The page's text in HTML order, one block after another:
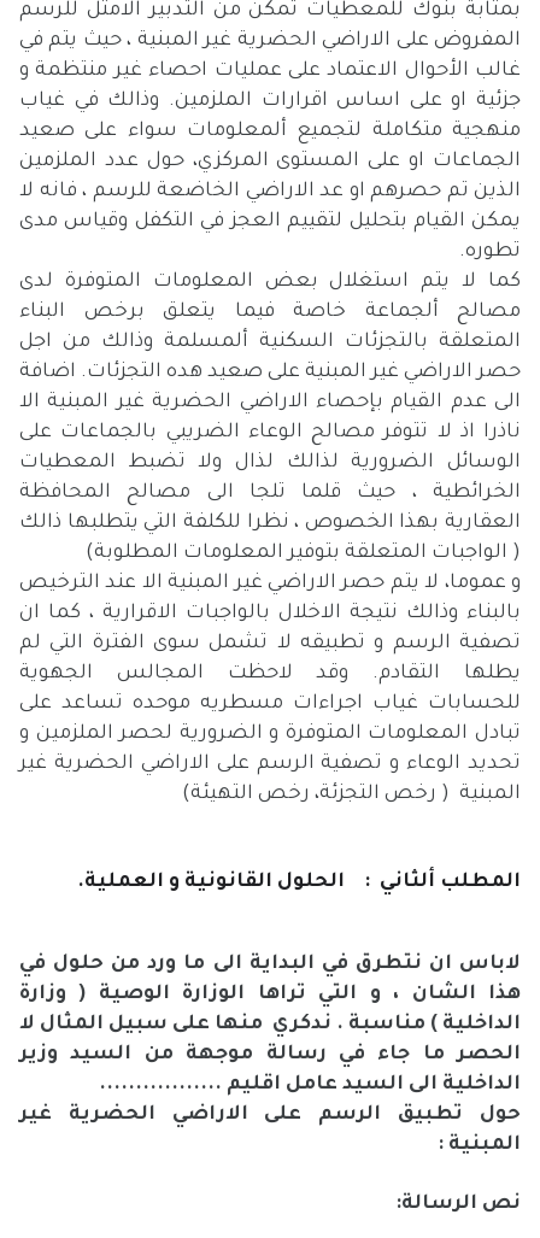
بمثابة بنوك للمعطيات تمكن من التدبير الامثل للرسم
المفروض على الاراضي الحضرية غير المبنية ، حيث يتم في
غالب الأحوال الاعتماد على عمليات احصاء غير منتظمة و
جزئية او على اساس اقرارات الملزمين. وذالك في غياب
منهجية متكاملة لتجميع ألمعلومات سواء على صعيد
الجماعات او على المستوى المركزي، حول عدد الملزمين
الذين تم حصرهم او عد الاراضي الخاضعة للرسم ، فانه لا
يمكن القيام بتحليل لتقييم العجز في التكفل وقياس مدى
تطوره.
كما لا يتم استغلال بعض المعلومات المتوفرة لدى
مصالح ألجماعة خاصة فيما يتعلق برخص البناء
المتعلقة بالتجزئات السكنية ألمسلمة وذالك من اجل
حصر الاراضي غير المبنية على صعيد هده التجزئات. اضافة
الى عدم القيام بإحصاء الاراضي الحضرية غير المبنية الا
ناذرا اذ لا تتوفر مصالح الوعاء الضريبي بالجماعات على
الوسائل الضرورية لذالك لذال ولا تضبط المعطيات
الخرائطية ، حيث قلما تلجا الى مصالح المحافظة
العقارية بهذا الخصوص ، نظرا للكلفة التي يتطلبها ذالك
( الواجبات المتعلقة بتوفير المعلومات المطلوبة)
و عموما، لا يتم حصر الاراضي غير المبنية الا عند الترخيص
بالبناء وذالك نتيجة الاخلال بالواجبات الاقرارية ، كما ان
تصفية الرسم و تطبيقه لا تشمل سوى الفترة التي لم
يطلها التقادم. وقد لاحظت المجالس الجهوية
للحسابات غياب اجراءات مسطريه موحده تساعد على
تبادل المعلومات المتوفرة و الضرورية لحصر الملزمين و
تحديد الوعاء و تصفية الرسم على الاراضي الحضرية غير
المبنية ( رخص التجزئة، رخص التهيئة)
المطلب ألثاني : الحلول القانونية و العملية.
لاباس ان نتطرق في البداية الى ما ورد من حلول في
هذا الشان ، و التي تراها الوزارة الوصية ( وزارة
الداخلية ) مناسبة . ندكري منها على سبيل المثال لا
الحصر ما جاء في رسالة موجهة من السيد وزير
الداخلية الى السيد عامل اقليم .................
حول تطبيق الرسم على الاراضي الحضرية غير
المبنية :
نص الرسالة: